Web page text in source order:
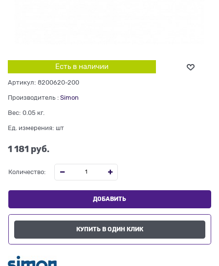
Есть в наличии
Артикул: 8200620-200
Производитель : Simon
Вес: 0.05 кг.
Ед. измерения: шт
1 181 руб.
Количество:
ДОБАВИТЬ
КУПИТЬ В ОДИН КЛИК